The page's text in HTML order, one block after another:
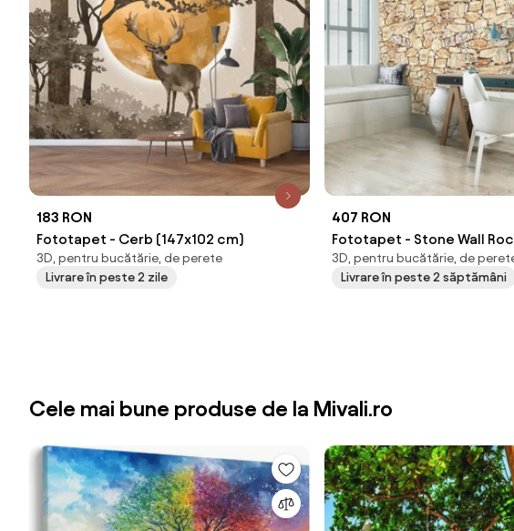
183 RON
Fototapet - Cerb (147x102 cm)
3D, pentru bucătărie, de perete
Livrare în peste 2 zile
407 RON
Fototapet - Stone Wall
cm)
3D, pentru bucătărie, de
Livrare în peste 2 săptămâni
Cele mai bune produse de la Mivali.ro